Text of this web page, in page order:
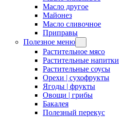
Масло другое
Майонез
Масло сливочное
Приправы
Полезное меню
Растительное мясо
Растительные напитки
Растительные соусы
Орехи | сухофрукты
Ягоды | фрукты
Овощи | грибы
Бакалея
Полезный перекус